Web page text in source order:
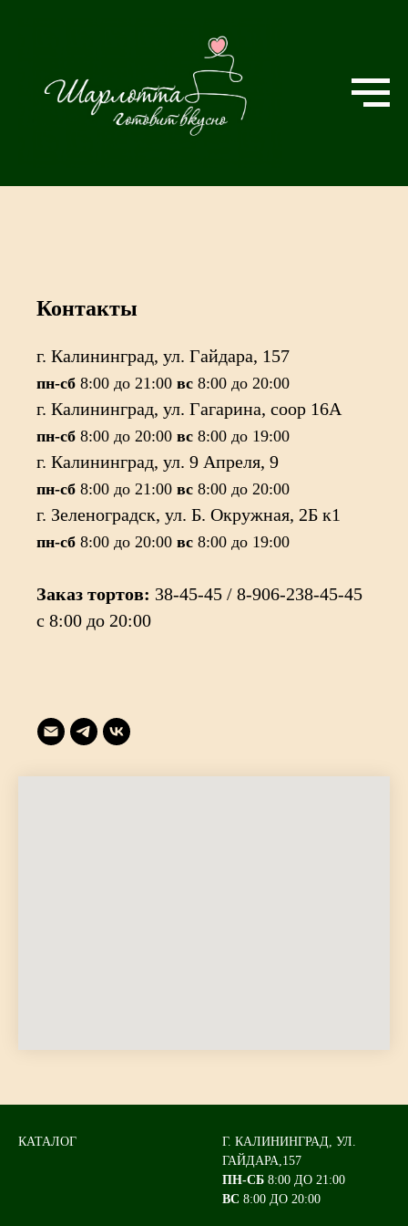
Контакты
г. Калининград, ул. Гайдара, 157
пн-сб 8:00 до 21:00 вс 8:00 до 20:00
г. Калининград, ул. Гагарина, соор 16А
пн-сб 8:00 до 20:00 вс 8:00 до 19:00
г. Калининград, ул. 9 Апреля, 9
пн-сб 8:00 до 21:00 вс 8:00 до 20:00
г. Зеленоградск, ул. Б. Окружная, 2Б к1
пн-сб 8:00 до 20:00 вс 8:00 до 19:00
Заказ тортов: 38-45-45 / 8-906-238-45-45
с 8:00 до 20:00
КАТАЛОГ
Г. КАЛИНИНГРАД, УЛ.
ГАЙДАРА,157
ПН-СБ 8:00 ДО 21:00
ВС 8:00 ДО 20:00